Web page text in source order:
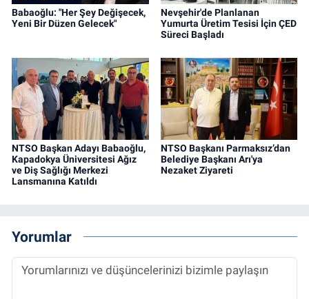
Babaoğlu: "Her Şey Değişecek,
Yeni Bir Düzen Gelecek"
Nevşehir'de Planlanan
Yumurta Üretim Tesisi İçin ÇED
Süreci Başladı
NTSO Başkan Adayı Babaoğlu,
Kapadokya Üniversitesi Ağız
ve Diş Sağlığı Merkezi
Lansmanına Katıldı
NTSO Başkanı Parmaksız’dan
Belediye Başkanı Arı'ya
Nezaket Ziyareti
Yorumlar